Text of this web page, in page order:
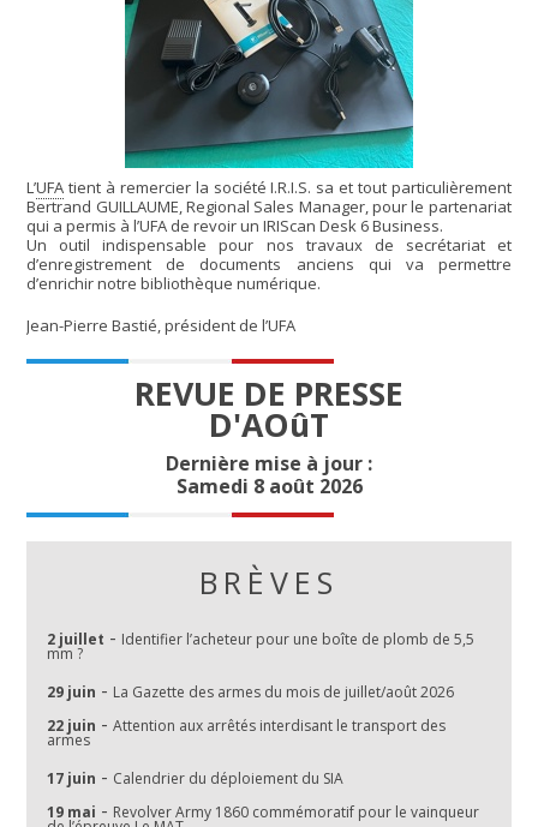
L’UFA tient à remercier la société I.R.I.S. sa et tout particulièrement
Bertrand GUILLAUME, Regional Sales Manager, pour le partenariat
qui a permis à l’UFA de revoir un IRIScan Desk 6 Business.
Un outil indispensable pour nos travaux de secrétariat et
d’enregistrement de documents anciens qui va permettre
d’enrichir notre bibliothèque numérique.
Jean-Pierre Bastié, président de l’UFA
REVUE DE PRESSE
D'AOûT
Dernière mise à jour :
Samedi 8 août 2026
BRÈVES
2 juillet - Identifier l’acheteur pour une boîte de plomb de 5,5
mm ?
29 juin - La Gazette des armes du mois de juillet/août 2026
22 juin -Attention aux arrêtés interdisant le transport des
armes
17 juin - Calendrier du déploiement du SIA
19 mai - Revolver Army 1860 commémoratif pour le vainqueur